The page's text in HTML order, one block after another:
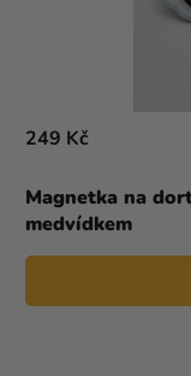
Magnetka na
medvídkem
249 Kč